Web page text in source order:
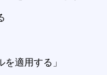
を適用する」